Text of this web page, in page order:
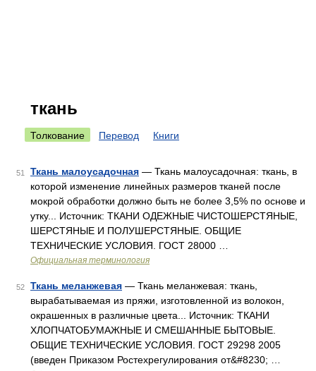
ткань
Толкование Перевод Книги
51 Ткань малоусадочная — Ткань малоусадочная: ткань, в
которой изменение линейных размеров тканей после
мокрой обработки должно быть не более 3,5% по основе и
утку... Источник: ТКАНИ ОДЕЖНЫЕ ЧИСТОШЕРСТЯНЫЕ,
ШЕРСТЯНЫЕ И ПОЛУШЕРСТЯНЫЕ. ОБЩИЕ
ТЕХНИЧЕСКИЕ УСЛОВИЯ. ГОСТ 28000 …
Официальная терминология
52 Ткань меланжевая — Ткань меланжевая: ткань,
вырабатываемая из пряжи, изготовленной из волокон,
окрашенных в различные цвета... Источник: ТКАНИ
ХЛОПЧАТОБУМАЖНЫЕ И СМЕШАННЫЕ БЫТОВЫЕ.
ОБЩИЕ ТЕХНИЧЕСКИЕ УСЛОВИЯ. ГОСТ 29298 2005
(введен Приказом Ростехрегулирования от&#8230; …